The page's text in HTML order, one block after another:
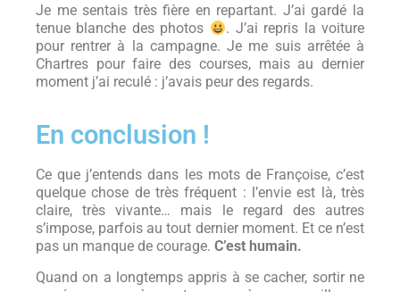
Je me sentais très fière en repartant. J’ai gardé la
tenue blanche des photos
. J’ai repris la voiture
pour rentrer à la campagne. Je me suis arrêtée à
Chartres pour faire des courses, mais au dernier
moment j’ai reculé : j’avais peur des regards.
En conclusion !
Ce que j’entends dans les mots de Françoise, c’est
quelque chose de très fréquent : l’envie est là, très
claire, très vivante… mais le regard des autres
s’impose, parfois au tout dernier moment. Et ce n’est
pas un manque de courage. C’est humain.
Quand on a longtemps appris à se cacher, sortir ne